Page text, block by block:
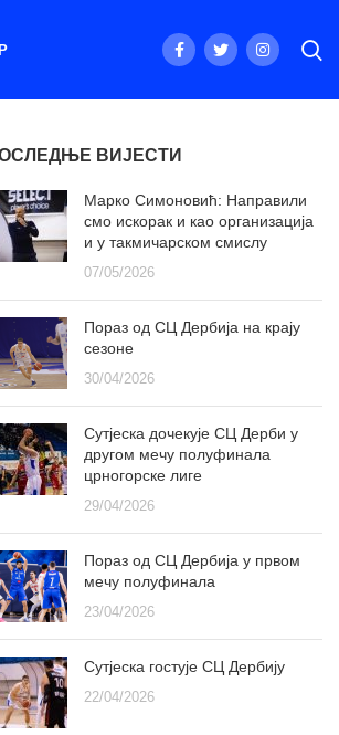
ВИЈЕСТИ
Марко Симоновић: Направили
смо искорак и као организација
и у такмичарском смислу
07/05/2026
Пораз од СЦ Дербија на крају
сезоне
30/04/2026
Сутјеска дочекује СЦ Дерби у
другом мечу полуфинала
црногорске лиге
29/04/2026
Пораз од СЦ Дербија у првом
мечу полуфинала
23/04/2026
Сутјеска гостује СЦ Дербију
22/04/2026